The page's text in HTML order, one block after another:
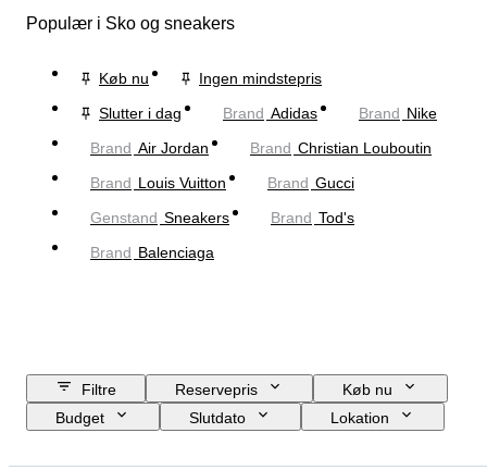
Populær i Sko og sneakers
Køb nu
Ingen mindstepris
Slutter i dag
Brand Adidas Brand Nike
Brand Air Jordan Brand Christian Louboutin
Brand Louis Vuitton Brand Gucci
Genstand Sneakers Brand Tod's
Brand Balenciaga
Filtre Reservepris
Køb nu
Budget
Slutdato
Lokation